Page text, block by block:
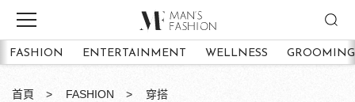
FASHION ENTERTAINMENT WELLNESS GROOMING
首頁 FASHION 穿搭